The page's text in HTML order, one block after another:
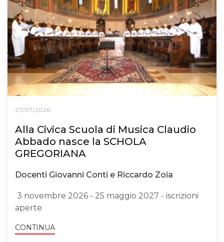
27/07/2026
Alla Civica Scuola di Musica Claudio
Abbado nasce la SCHOLA
GREGORIANA
Docenti Giovanni Conti e Riccardo Zoia
3 novembre 2026 - 25 maggio 2027 - iscrizioni
aperte
CONTINUA